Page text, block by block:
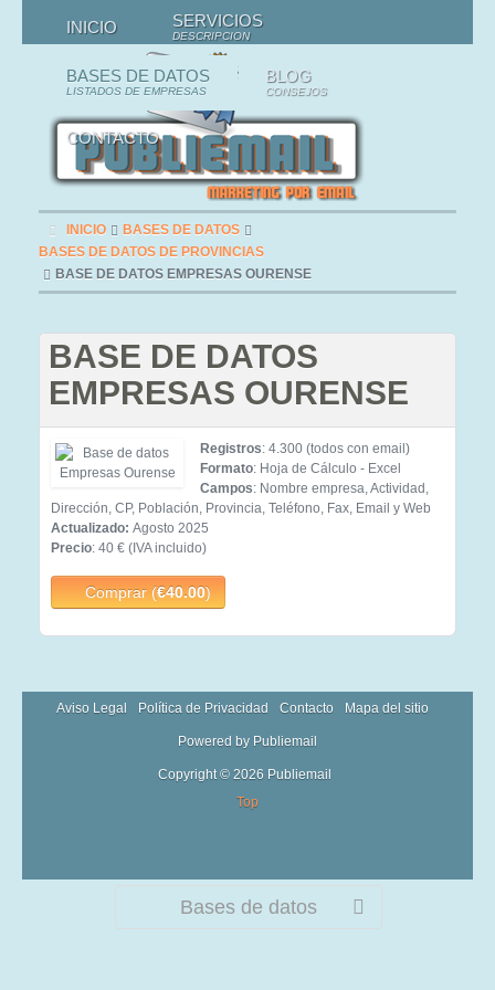
INICIO SERVICIOS
DESCRIPCION
BASES DE DATOS
LISTADOS DE EMPRESAS
BLOG
CONSEJOS
CONTACTO
INICIO
BASES DE DATOS
BASES DE DATOS DE PROVINCIAS
BASE DE DATOS EMPRESAS OURENSE
BASE DE DATOS
EMPRESAS OURENSE
Registros: 4.300 (todos con email)
Formato: Hoja de Cálculo - Excel
Campos: Nombre empresa, Actividad,
Dirección, CP, Población, Provincia, Teléfono, Fax, Email y Web
Actualizado: Agosto 2025
Precio: 40 € (IVA incluido)
Comprar (€40.00)
Aviso Legal Política de Privacidad Contacto Mapa del sitio
Powered by Publiemail
Copyright © 2026 Publiemail
Top
Bases de datos